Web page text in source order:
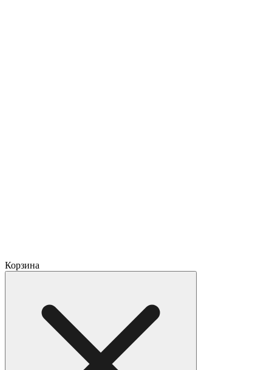
Корзина